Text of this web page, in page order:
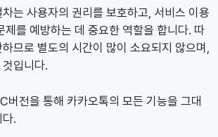
는 사용자의 권리를 보호하고, 서비스 이용
제를 예방하는 데 중요한 역할을 합니다. 따
므로 별도의 시간이 많이 소요되지 않으며,
입니다.
버전을 통해 카카오톡의 모든 기능을 그대
.